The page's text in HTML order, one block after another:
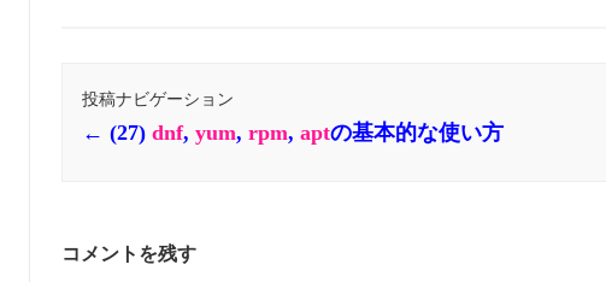
投稿ナビゲーション
← (27)dnf,yum,rpm,aptの基本的な使い方
コメントを残す